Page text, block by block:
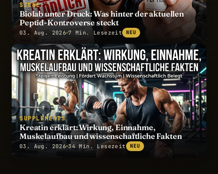
SZENE
Biolab unter Druck: Was hinter der aktuellen
Peptid-Kontroverse steckt
03. Aug. 2026 7 Min. Lesezeit NEU
SUPPLEMENTS
Kreatin erklärt: Wirkung, Einnahme,
Muskelaufbau und wissenschaftliche Fakten
03. Aug. 2026 34 Min. Lesezeit NEU